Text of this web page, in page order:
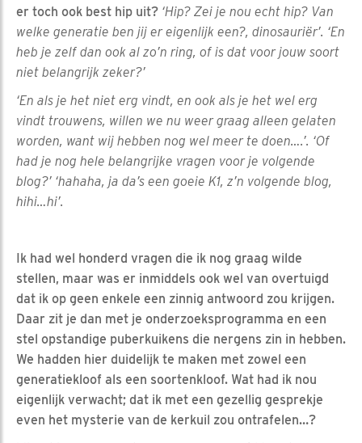
er toch ook best hip uit? ‘Hip? Zei je nou echt hip? Van
welke generatie ben jij er eigenlijk een?, dinosauriër’. ‘En
heb je zelf dan ook al zo’n ring, of is dat voor jouw soort
niet belangrijk zeker?’
‘En als je het niet erg vindt, en ook als je het wel erg
vindt trouwens, willen we nu weer graag alleen gelaten
worden, want wij hebben nog wel meer te doen….’. ‘Of
had je nog hele belangrijke vragen voor je volgende
blog?’ ‘hahaha, ja da’s een goeie K1, z’n volgende blog,
hihi…hi’.
Ik had wel honderd vragen die ik nog graag wilde
stellen, maar was er inmiddels ook wel van overtuigd
dat ik op geen enkele een zinnig antwoord zou krijgen.
Daar zit je dan met je onderzoeksprogramma en een
stel opstandige puberkuikens die nergens zin in hebben.
We hadden hier duidelijk te maken met zowel een
generatiekloof als een soortenkloof. Wat had ik nou
eigenlijk verwacht; dat ik met een gezellig gesprekje
even het mysterie van de kerkuil zou ontrafelen…?